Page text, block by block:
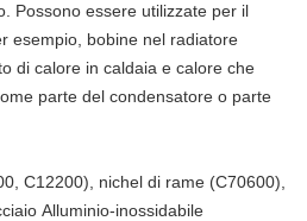
Possono essere utilizzate per il
esempio, bobine nel radiatore
di calore in caldaia e calore che
parte del condensatore o parte
C12200), nichel di rame (C70600),
Alluminio-inossidabile